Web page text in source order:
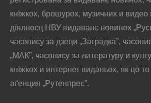
кнїжкох, брошурох, музичних и видео
дїялносц НВУ видаванє новинох
часопису за дзеци „Заградка”,
„МАК”, часопису за литературу и
кнїжкох и интернет виданьох, як цо
аґенция „Рутенпрес”.